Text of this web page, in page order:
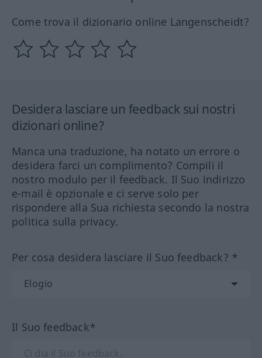
Come trova il dizionario online Langenscheidt?
Desidera lasciare un feedback sui nostri
dizionari online?
Manca una traduzione, ha notato un errore o
desidera farci un complimento? Compili il
nostro modulo per il feedback. Il Suo indirizzo
e-mail è opzionale e ci serve solo per
rispondere alla Sua richiesta secondo la nostra
politica sulla privacy.
Per cosa desidera lasciare il Suo feedback? *
Il Suo feedback*